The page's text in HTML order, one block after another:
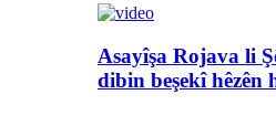
Asayîşa Rojava li
dibin beşekî hêzên